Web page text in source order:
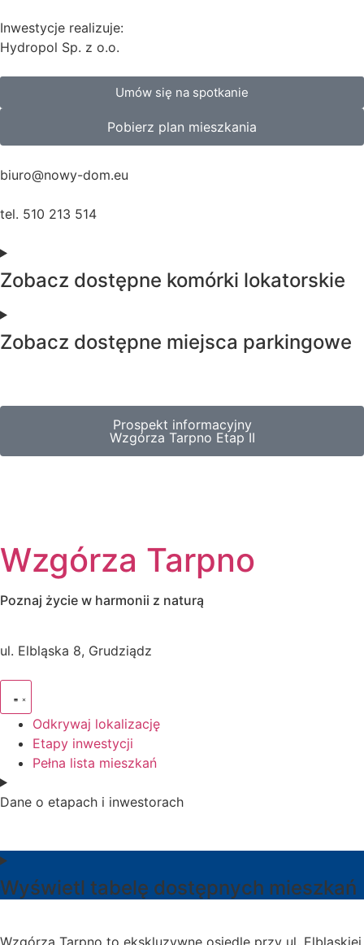
Inwestycje realizuje:
Hydropol Sp. z o.o.
Umów się na spotkanie
Pobierz plan mieszkania
biuro@nowy-dom.eu
tel. 510 213 514
Zobacz dostępne komórki lokatorskie
Zobacz dostępne miejsca parkingowe
Prospekt informacyjny
Wzgórza Tarpno Etap II
Wzgórza Tarpno
Poznaj życie w harmonii z naturą
ul. Elbląska 8, Grudziądz
Odkrywaj lokalizację
Etapy inwestycji
Pełna lista mieszkań
Dane o etapach i inwestorach
Wyświetl tabelę dostępnych mieszkań
Wzgórza Tarpno to ekskluzywne osiedle przy ul. Elbląskiej